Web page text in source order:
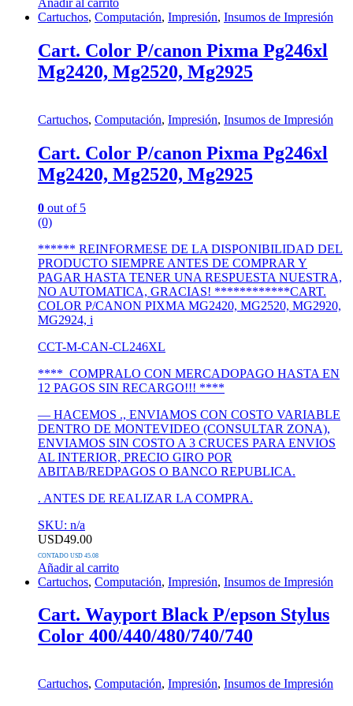
Añadir al carrito
Cartuchos, Computación, Impresión, Insumos de Impresión
Cart. Color P/canon Pixma Pg246xl
Mg2420, Mg2520, Mg2925
Cartuchos, Computación, Impresión, Insumos de Impresión
Cart. Color P/canon Pixma Pg246xl
Mg2420, Mg2520, Mg2925
0 out of 5
(0)
****** REINFORMESE DE LA DISPONIBILIDAD DEL
PRODUCTO SIEMPRE ANTES DE COMPRAR Y
PAGAR HASTA TENER UNA RESPUESTA NUESTRA,
NO AUTOMATICA, GRACIAS! ************CART.
COLOR P/CANON PIXMA MG2420, MG2520, MG2920,
MG2924, i
CCT-M-CAN-CL246XL
**** COMPRALO CON MERCADOPAGO HASTA EN
12 PAGOS SIN RECARGO!!! ****
— HACEMOS ., ENVIAMOS CON COSTO VARIABLE
DENTRO DE MONTEVIDEO (CONSULTAR ZONA),
ENVIAMOS SIN COSTO A 3 CRUCES PARA ENVIOS
AL INTERIOR, PRECIO GIRO POR
ABITAB/REDPAGOS O BANCO REPUBLICA.
. ANTES DE REALIZAR LA COMPRA.
SKU: n/a
USD49.00
CONTADO USD 45.08
Añadir al carrito
Cartuchos, Computación, Impresión, Insumos de Impresión
Cart. Wayport Black P/epson Stylus
Color 400/440/480/740/740
Cartuchos, Computación, Impresión, Insumos de Impresión